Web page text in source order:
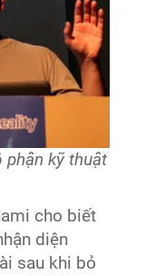
phận kỹ thuật
cho biết
diện
sau khi bỏ